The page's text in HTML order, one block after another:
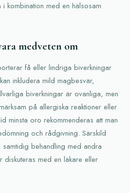
kombination med en hälsosam
medveten om
få eller lindriga biverkningar
inkludera mild magbesvär,
biverkningar är ovanliga, men
på allergiska reaktioner eller
minsta oro rekommenderas att man
och rådgivning. Särskild
behandling med andra
diskuteras med en läkare eller